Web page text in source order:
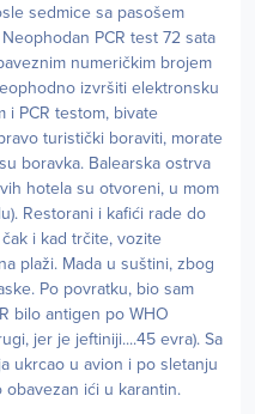
sedmice sa pasošem
PCR test 72 sata
numeričkim brojem
izvršiti elektronsku
i PCR testom, bivate
turistički boraviti, morate
boravka. Balearska ostrva
hotela su otvoreni, u mom
Restorani i kafići rade do
i kad trčite, vozite
plaži. Mada u suštini, zbog
Po povratku, bio sam
bilo antigen po WHO
jer je jeftiniji....45 evra). Sa
ukrcao u avion i po sletanju
ići u karantin.